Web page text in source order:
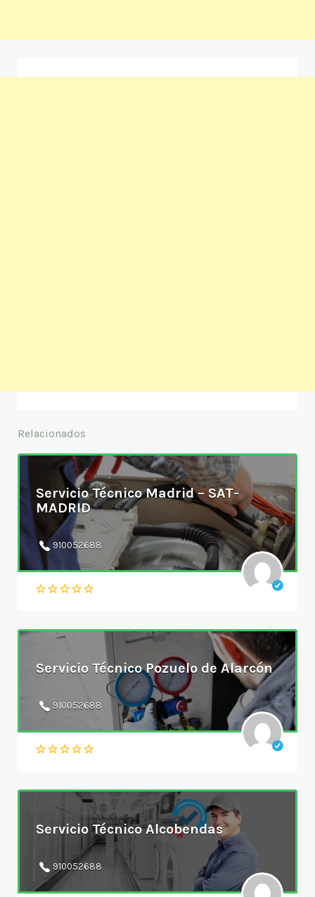
Relacionados
Servicio Técnico Madrid – SAT-
MADRID
910052688
Servicio Técnico Pozuelo de Alarcón
910052688
Servicio Técnico Alcobendas
910052688